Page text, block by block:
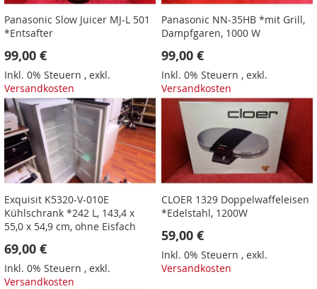
Panasonic Slow Juicer MJ-L 501
*Entsafter
99,00 €
Inkl. 0% Steuern , exkl.
Versandkosten
Panasonic NN-35HB *mit Grill,
Dampfgaren, 1000 W
99,00 €
Inkl. 0% Steuern ,exkl.
Versandkosten
Exquisit K5320-V-010E
Kühlschrank *242 L, 143,4 x
55,0 x 54,9 cm, ohne Eisfach
69,00 €
Inkl. 0% Steuern , exkl.
Versandkosten
CLOER 1329 Doppelwaffeleisen
*Edelstahl, 1200W
59,00 €
Inkl. 0% Steuern ,exkl.
Versandkosten